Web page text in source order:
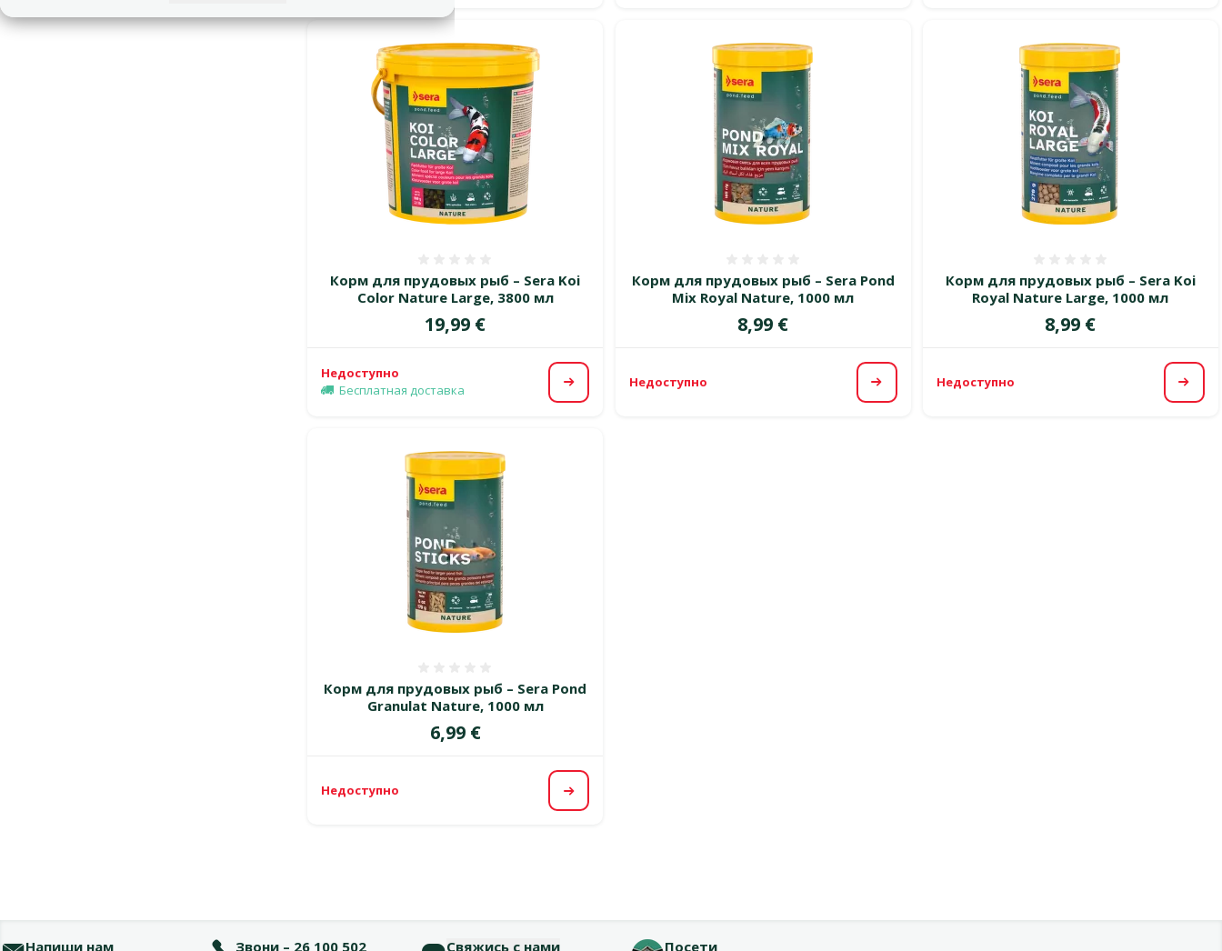
Корм для прудовых рыб – Sera Koi
Color Nature Large, 3800 мл
Цена
19,99 €
Недоступно
Бесплатная доставка
Посмотреть
Корм для прудовых рыб – Sera Pond
Mix Royal Nature, 1000 мл
Цена
8,99 €
Недоступно Посмотреть
Корм для прудовых рыб – Sera Koi
Royal Nature Large, 1000 мл
Цена
8,99 €
Недоступно
Корм для прудовых рыб – Sera Pond
Granulat Nature, 1000 мл
Цена
6,99 €
Недоступно Посмотреть
Напиши нам Звони – 26 100 502 Свяжись с нами Посети